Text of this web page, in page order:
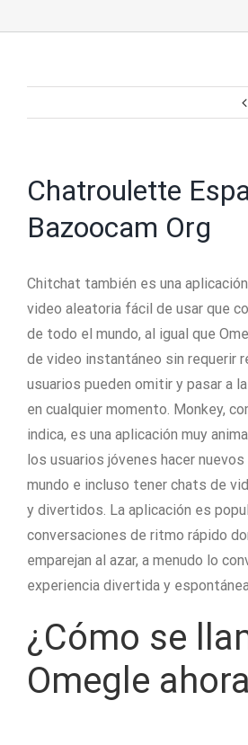
Chatroulette
Bazoocam Org
Chitchat también es una
video aleatoria fácil de usar que
de todo el mundo, al igual que
de video instantáneo sin requerir
usuarios pueden omitir y pasar a
en cualquier momento. Monkey,
indica, es una aplicación muy
los usuarios jóvenes hacer
mundo e incluso tener chats de
y divertidos. La aplicación es
conversaciones de ritmo rápido
emparejan al azar, a menudo lo
experiencia divertida y
¿Cómo se
Omegle